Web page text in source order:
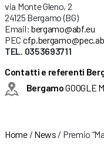
via Monte Gleno, 2
24125 Bergamo (BG)
Email: bergamo@abf.eu
PEC
TEL. 0353693711
Contatti e referenti
BergamoGOOGLE
Home/ News / Premio